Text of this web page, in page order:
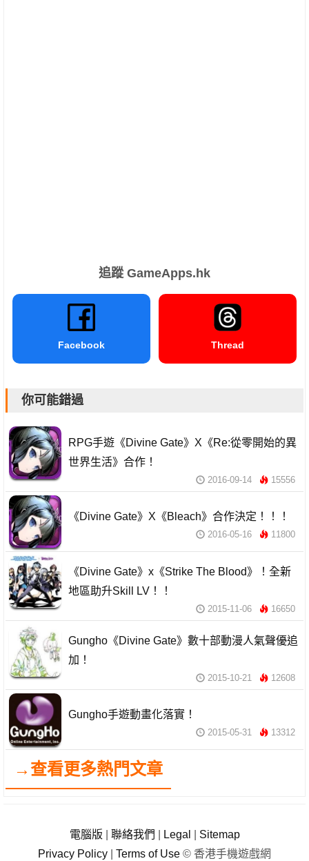
追蹤 GameApps.hk
Facebook Thread
你可能錯過
RPG手遊《Divine Gate》X《Re:從零開始的異
世界生活》合作！
2016-09-14 15556
《Divine Gate》X《Bleach》合作決定！！！
2016-05-16 11800
《Divine Gate》x《Strike The Blood》！全新
地區助升Skill LV！！
2015-11-06 16650
Gungho《Divine Gate》數十部動漫人氣聲優追
加！
2015-10-21 12608
Gungho手遊動畫化落實！
2015-05-31 13312
→查看更多熱門文章
電腦版 聯絡我們 Legal
Sitemap
Privacy Policy
Terms of Use © 香港手機遊戲網